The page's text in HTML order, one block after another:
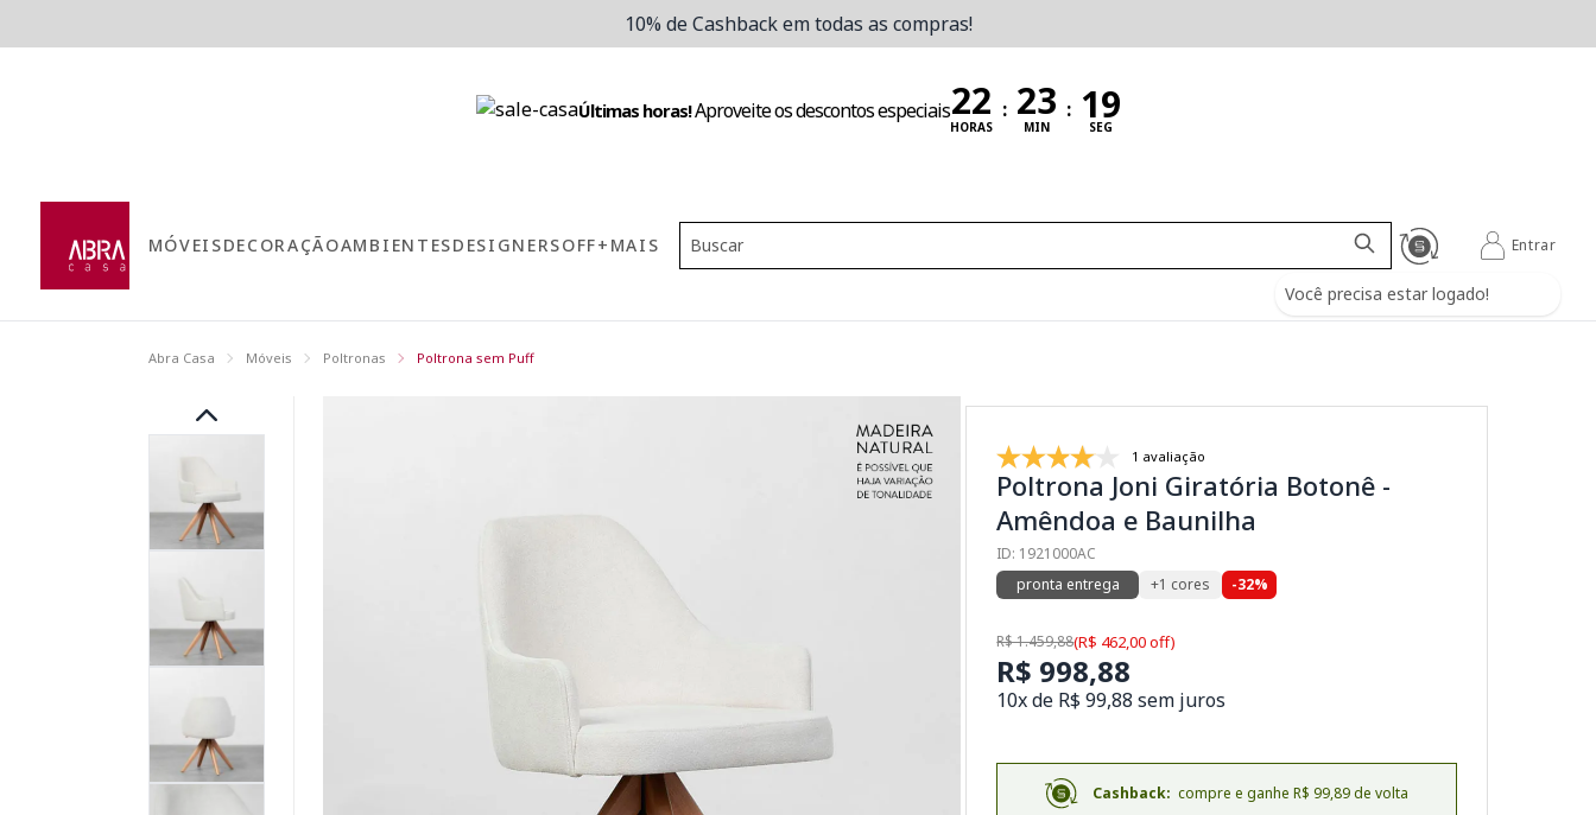
10% de Cashback em todas as compras!
Últimas horas!Aproveite os descontos especiais
HORAS
:
MIN
:
SEG
MÓVEISDECORAÇÃOAMBIENTESDESIGNERSOFF+MAIS
Você precisa estar logado!
Entrar
Abra Casa Móveis Poltronas Poltrona sem Puff
1 avaliação
Poltrona Joni Giratória Botonê -
Amêndoa e Baunilha
ID: 1921000AC
pronta entrega
+1 cores -32%
R$ 1.459,88(R$ 462,00 off)
R$ 998,88
10x de R$ 99,88 sem juros
Cashback: compre e ganhe R$ 99,89 de volta